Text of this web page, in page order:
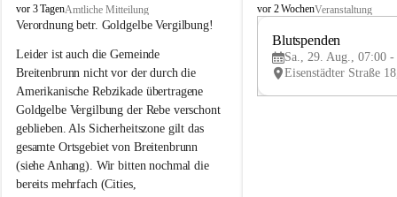
B
r
i
t
e
n
b
r
u
n
n
vor 3 TagenAmtliche Mitteilung
Verordnung betr. Goldgelbe Vergilbung!
Leider ist auch die Gemeinde
Breitenbrunn nicht vor der durch die
Amerikanische Rebzikade übertragene
Goldgelbe Vergilbung der Rebe verschont
geblieben. Als Sicherheitszone gilt das
gesamte Ortsgebiet von Breitenbrunn
(siehe Anhang). Wir bitten nochmal die
bereits mehrfach (Cities,
B
e
vor 2 WochenVeranstaltung
Blutspenden
Sa., 29. Aug., 07:00 -